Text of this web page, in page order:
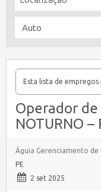
Esta lista de
Operador
NOTURNO –
Águia Gerenciamento de
PE
2 set 2025